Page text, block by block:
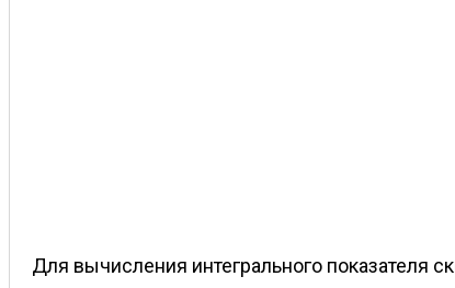
Для вычисления интегрального показателя